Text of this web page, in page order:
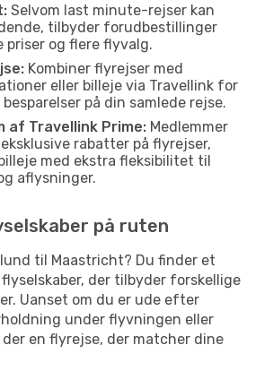
Selvom last minute-rejser kan
tilbyder forudbestillinger
priser og flere flyvalg.
Kombiner flyrejser med
eller billeje via Travellink for
på din samlede rejse.
af Travellink Prime: Medlemmer
rabatter på flyrejser,
med ekstra fleksibilitet til
aflysninger.
på ruten
til Maastricht? Du finder et
der tilbyder forskellige
Uanset om du er ude efter
under flyvningen eller
en flyrejse, der matcher dine